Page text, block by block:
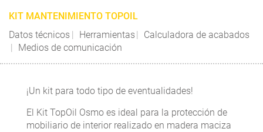
KIT MANTENIMIENTO TOPOIL
Datos técnicos
Herramientas
Calculadora de acabados
Medios de comunicación
¡Un kit para todo tipo de eventualidades!
El Kit TopOil Osmo es ideal para la protección de
mobiliario de interior realizado en madera maciza